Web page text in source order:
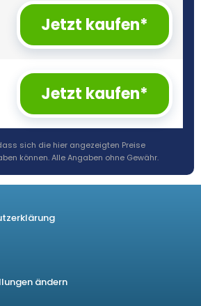
Jetzt kaufen*
Jetzt kaufen*
sich die hier angezeigten Preise
können. Alle Angaben ohne Gewähr.
ändern